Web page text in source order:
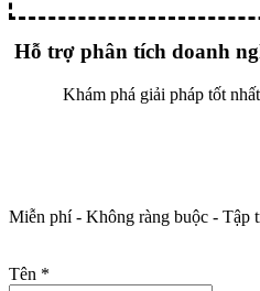
Hỗ trợ phân tích doanh
Khám phá giải pháp tốt
Miễn phí - Không ràng buộc - Tập
Tên *